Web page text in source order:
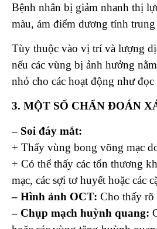
Bệnh nhân bị giảm nhanh thị
màu, ám điểm dương tính
Tùy thuộc vào vị trí và lượng
nếu các vùng bị ảnh hưởng
nhỏ cho các hoạt động như
3. MỘT SỐ CHẨN ĐOÁN
– Soi đáy mắt:
+ Thấy vùng bong võng mạc
+ Có thể thấy các tổn thương
mạc, các sợi tơ huyết hoặc
– Hình ảnh OCT: Cho thấy rõ
– Chụp mạch huỳnh quang: